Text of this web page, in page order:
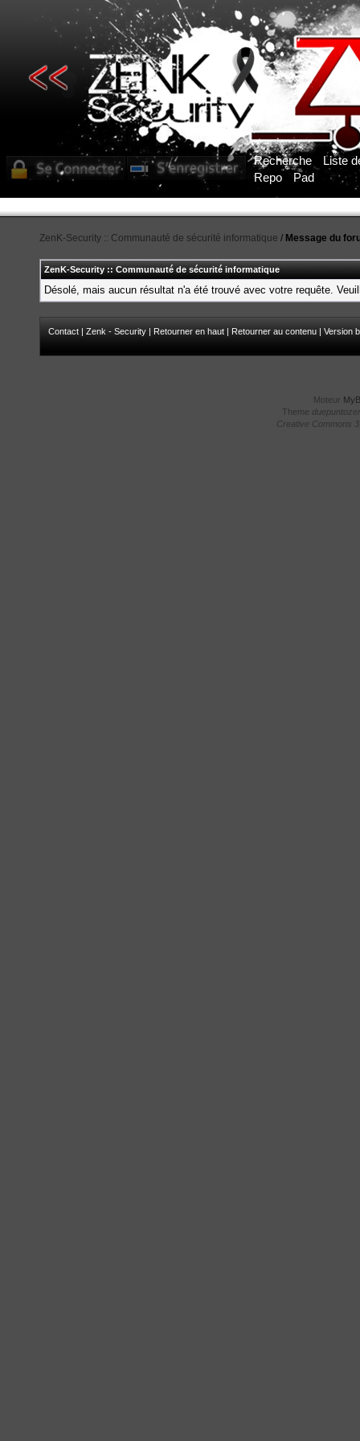
Recherche
Liste
Repo
Pad
ZenK-Security :: Communauté de sécurité informatique / Message du
ZenK-Security :: Communauté de sécurité informatique
Désolé, mais aucun résultat n'a été trouvé avec votre requête.
Contact | Zenk - Security | Retourner en haut | Retourner au contenu | Version
Moteur
Theme
Creative Commons